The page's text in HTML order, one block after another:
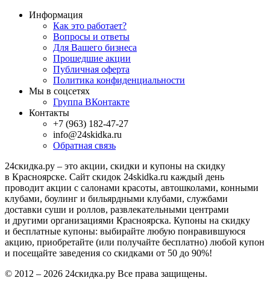
Информация
Как это работает?
Вопросы и ответы
Для Вашего бизнеса
Прошедшие акции
Публичная оферта
Политика конфиденциальности
Мы в соцсетях
Группа ВКонтакте
Контакты
+7 (963) 182-47-27
info@24skidka.ru
Обратная связь
24скидка.ру – это акции, скидки и купоны на скидку
в Красноярске. Сайт скидок 24skidka.ru каждый день
проводит акции с салонами красоты, автошколами, конными
клубами, боулинг и бильярдными клубами, службами
доставки суши и роллов, развлекательными центрами
и другими организациями Красноярска. Купоны на скидку
и бесплатные купоны: выбирайте любую понравившуюся
акцию, приобретайте (или получайте бесплатно) любой купон
и посещайте заведения со скидками от 50 до 90%!
© 2012 – 2026 24скидка.ру Все права защищены.